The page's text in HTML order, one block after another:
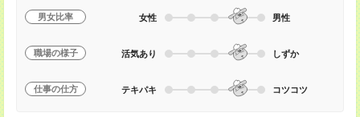
男女比率 女性 男性
職場の様子 活気あり しずか
仕事の仕方 テキパキ コツコツ